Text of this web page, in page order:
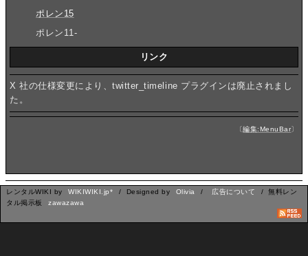
ポレン15
ポレン11-
リンク
X 社の仕様変更により、twitter_timeline プラグインは廃止されまし
た。
〔編集:MenuBar〕
レンタルWIKI by WIKIWIKI.jp* / Designed by Olivia / 広告について
/ 無料レン
タル掲示板
zawazawa